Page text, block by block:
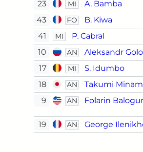
23 MI A. Bamba
43 FO
B. Kiwa
41
MI
P. Cabral
10
AN
Aleksandr
17
MI S. Idumbo
18 AN Takumi
9 AN Folarin
19 AN George